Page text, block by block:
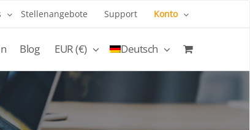
Stellenangebote Support Konto
Blog EUR (€) Deutsch